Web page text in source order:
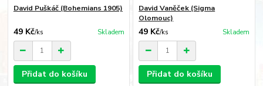
David Puškáč (Bohemians 1905)
49 Kč/ks Skladem
Přidat do košíku
David Vaněček (Sigma
Olomouc)
49 Kč/ks Skladem
Přidat do košíku